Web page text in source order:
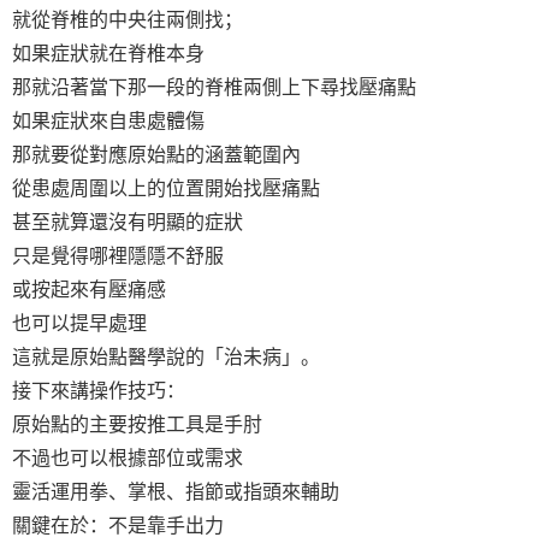
就從脊椎的中央往兩側找；
如果症狀就在脊椎本身
那就沿著當下那一段的脊椎兩側上下尋找壓痛點
如果症狀來自患處體傷
那就要從對應原始點的涵蓋範圍內
從患處周圍以上的位置開始找壓痛點
甚至就算還沒有明顯的症狀
只是覺得哪裡隱隱不舒服
或按起來有壓痛感
也可以提早處理
這就是原始點醫學說的「治未病」。
接下來講操作技巧：
原始點的主要按推工具是手肘
不過也可以根據部位或需求
靈活運用拳、掌根、指節或指頭來輔助
關鍵在於：不是靠手出力